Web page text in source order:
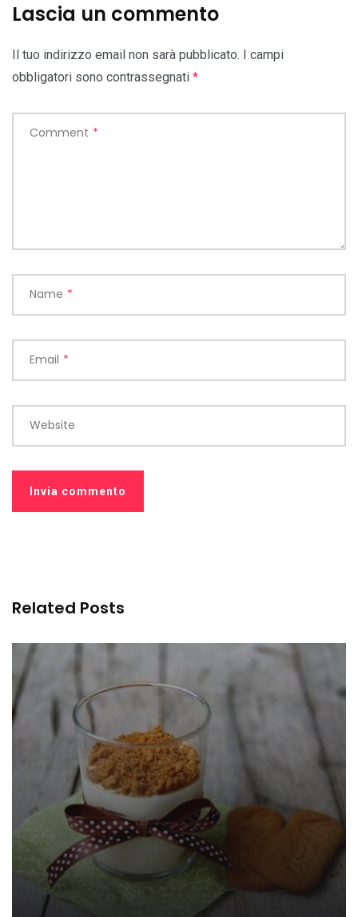
Lascia un commento
Il tuo indirizzo email non sarà pubblicato. I campi
obbligatori sono contrassegnati *
Comment *
Name *
Email *
Website
Related Posts